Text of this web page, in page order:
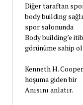
Diğer taraftan
body building
spor salonunda
Body building’e
görünüme sahip
Kenneth H.
hoşuma giden bir
Anısını anlatır.